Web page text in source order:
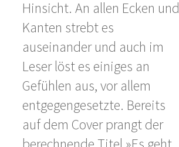
Hinsicht. An allen Ecken und
Kanten strebt es
auseinander und auch im
Leser löst es einiges an
Gefühlen aus, vor allem
entgegengesetzte. Bereits
auf dem Cover prangt der